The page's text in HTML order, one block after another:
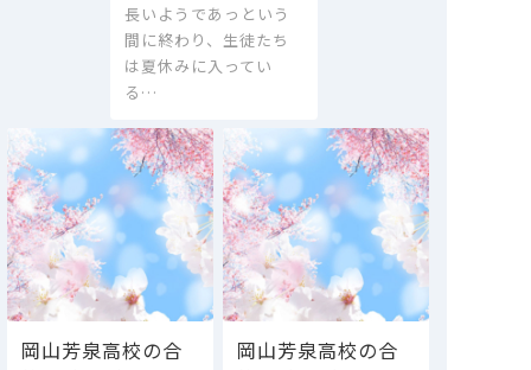
長いようであっという
間に終わり、生徒たち
は夏休みに入ってい
る…
岡山芳泉高校の合
岡山芳泉高校の合